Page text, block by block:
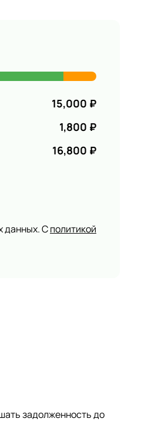
15,000 ₽
1,800 ₽
16,800 ₽
данных. Сполитикой
задолженность до